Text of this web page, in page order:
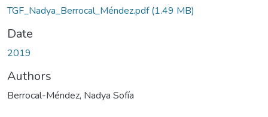
TGF_Nadya_Berrocal_Méndez.pdf(1.49 MB)
Date
2019
Authors
Berrocal-Méndez, Nadya Sofía